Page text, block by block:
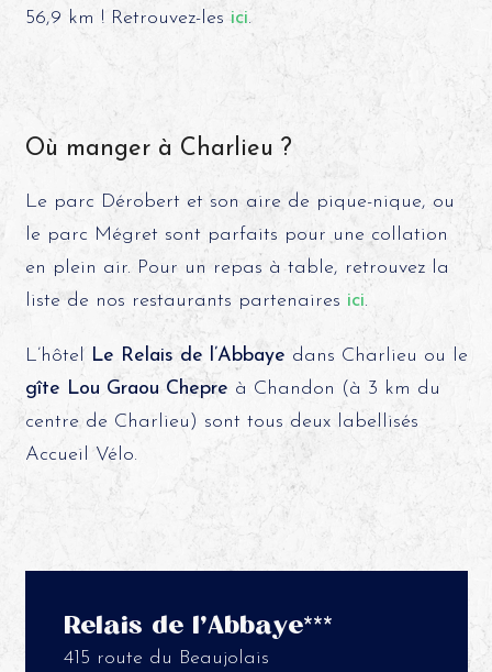
56,9 km ! Retrouvez-les ici.
Où manger à Charlieu ?
Le parc Dérobert et son aire de pique-nique, ou
le parc Mégret sont parfaits pour une collation
en plein air. Pour un repas à table, retrouvez la
liste de nos restaurants partenaires ici.
L’hôtel Le Relais de l’Abbaye dans Charlieu ou le
gîte Lou Graou Chepre à Chandon (à 3 km du
centre de Charlieu) sont tous deux labellisés
Accueil Vélo.
Relais de l’Abbaye***
415 route du Beaujolais